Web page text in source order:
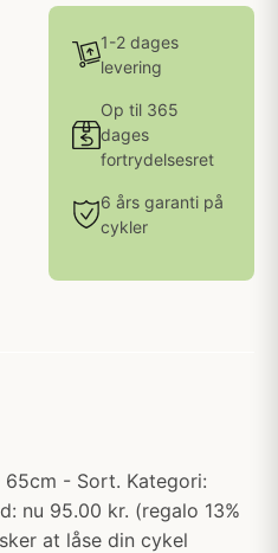
1-2 dages
levering
Op til 365
dages
fortrydelsesret
6 års garanti på
cykler
65cm - Sort. Kategori:
nu 95.00 kr. (regalo 13%
at låse din cykel